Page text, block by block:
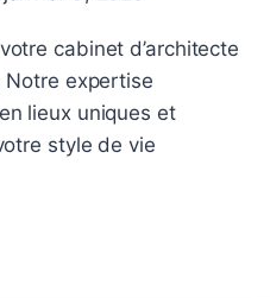
cabinet d’architecte
Notre expertise
lieux uniques et
style de vie